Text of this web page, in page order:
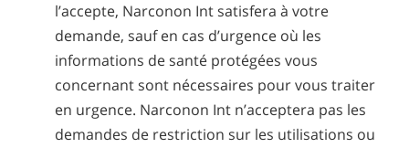
l’accepte, Narconon Int satisfera à votre
demande, sauf en cas d’urgence où les
informations de santé protégées vous
concernant sont nécessaires pour vous traiter
en urgence. Narconon Int n’acceptera pas les
demandes de restriction sur les utilisations ou